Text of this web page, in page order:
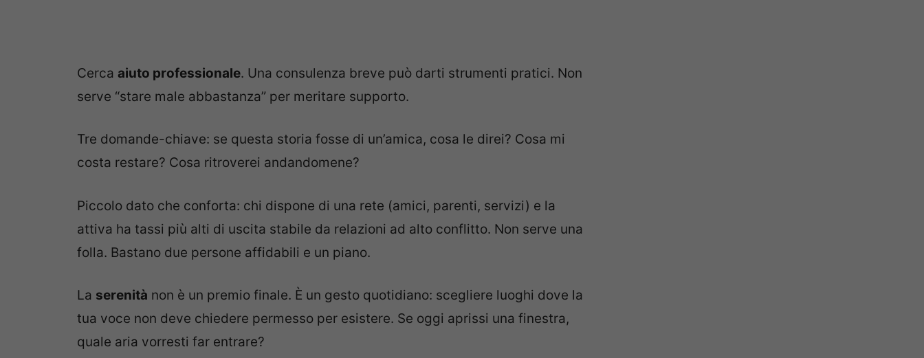
Cerca aiuto professionale. Una consulenza breve può darti strumenti pratici. Non
serve “stare male abbastanza” per meritare supporto.
Tre domande-chiave: se questa storia fosse di un’amica, cosa le direi? Cosa mi
costa restare? Cosa ritroverei andandomene?
Piccolo dato che conforta: chi dispone di una rete (amici, parenti, servizi) e la
attiva ha tassi più alti di uscita stabile da relazioni ad alto conflitto. Non serve una
folla. Bastano due persone affidabili e un piano.
La serenità non è un premio finale. È un gesto quotidiano: scegliere luoghi dove la
tua voce non deve chiedere permesso per esistere. Se oggi aprissi una finestra,
quale aria vorresti far entrare?